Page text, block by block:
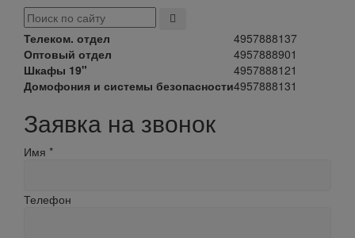
Телеком. отдел
4957888137
Оптовый отдел
4957888901
Шкафы 19"
4957888121
Домофония и системы безопасности4957888131
Заявка на звонок
Имя *
Телефон